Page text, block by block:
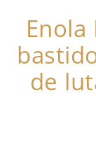
de